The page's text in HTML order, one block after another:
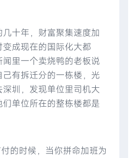
十年，财富聚集速度加
成现在的国际化大都
里一个卖烧鸭的老板说
有拆迁分的一栋楼，光
圳，发现单位里司机大
单位所在的整栋楼都是
时候，当你拼命加班为